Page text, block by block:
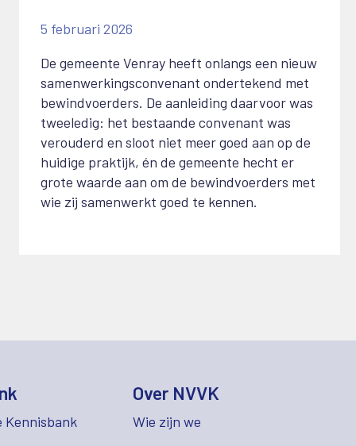
5 februari 2026
De gemeente Venray heeft onlangs een nieuw
samenwerkingsconvenant ondertekend met
bewindvoerders. De aanleiding daarvoor was
tweeledig: het bestaande convenant was
verouderd en sloot niet meer goed aan op de
huidige praktijk, én de gemeente hecht er
grote waarde aan om de bewindvoerders met
wie zij samenwerkt goed te kennen.
Kennisbank
Over NVVK
Wie zijn we